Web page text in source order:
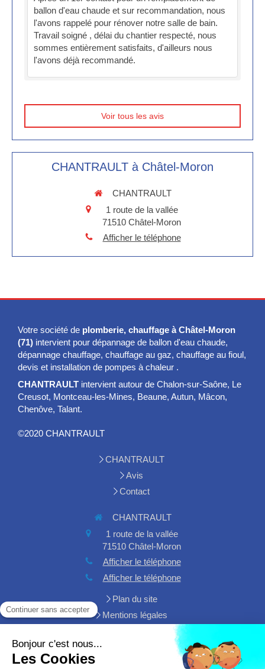
ballon d'eau chaude et sur recommandation, nous
l'avons rappelé pour rénover notre salle de bain.
Travail soigné , délai du chantier respecté, nous
sommes entièrement satisfaits, d'ailleurs nous
l'avons déjà recommandé.
Voir tous les avis
CHANTRAULT à Châtel-Moron
CHANTRAULT
1 route de la vallée
71510 Châtel-Moron
Afficher le téléphone
Votre société de plomberie, chauffage à Châtel-Moron
(71) intervient pour dépannage de ballon d'eau chaude,
dépannage chauffage, chauffage au gaz, chauffage au fioul,
devis et installation de pompes à chaleur .
CHANTRAULT intervient autour de Chalon-sur-Saône, Le
Creusot, Montceau-les-Mines, Beaune, Autun, Mâcon,
Chenôve, Talant.
©2020 CHANTRAULT
CHANTRAULT
Avis
Contact
CHANTRAULT
1 route de la vallée
71510 Châtel-Moron
Afficher le téléphone
Afficher le téléphone
Plan du site
Mentions légales
Demander un devis